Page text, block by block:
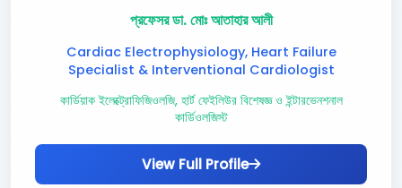
প্রফেসর ডা. মোঃ আতাহার আলী
Cardiac Electrophysiology, Heart Failure
Specialist & Interventional Cardiologist
কার্ডিয়াক ইলেক্ট্রোফিজিওলজি, হার্ট ফেইলিউর বিশেষজ্ঞ ও ইন্টারভেনশনাল
কার্ডিওলজিস্ট
View Full Profile